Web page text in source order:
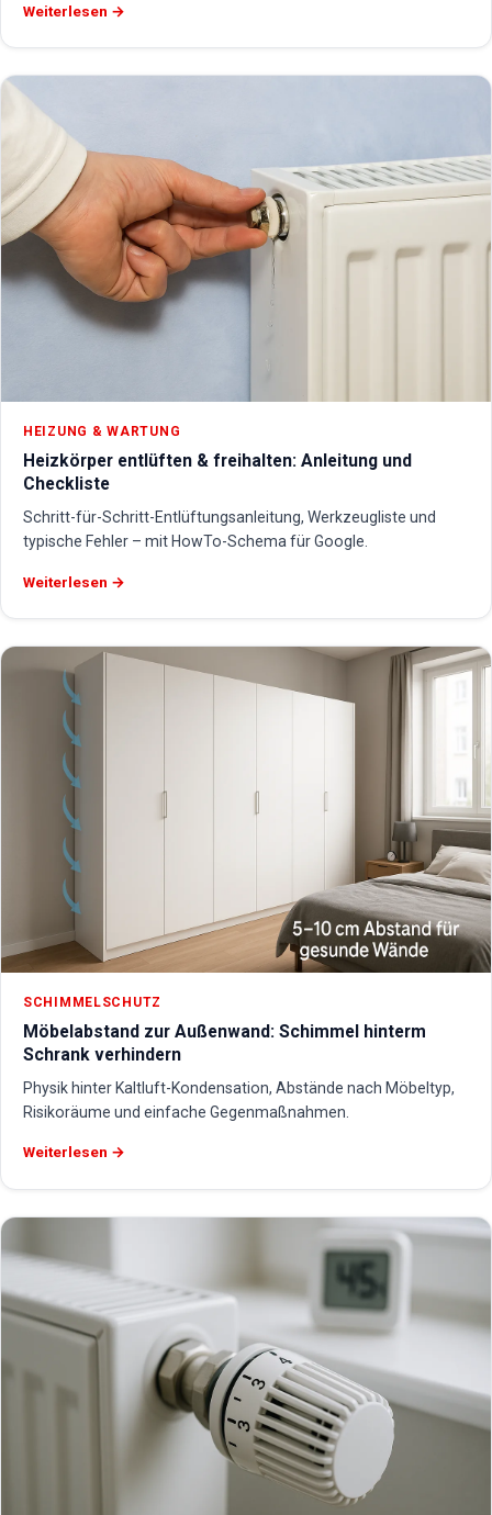
Weiterlesen →
HEIZUNG & WARTUNG
Heizkörper entlüften & freihalten: Anleitung und
Checkliste
Schritt-für-Schritt-Entlüftungsanleitung, Werkzeugliste und
typische Fehler – mit HowTo-Schema für Google.
Weiterlesen →
SCHIMMELSCHUTZ
Möbelabstand zur Außenwand: Schimmel hinterm
Schrank verhindern
Physik hinter Kaltluft-Kondensation, Abstände nach Möbeltyp,
Risikoräume und einfache Gegenmaßnahmen.
Weiterlesen →